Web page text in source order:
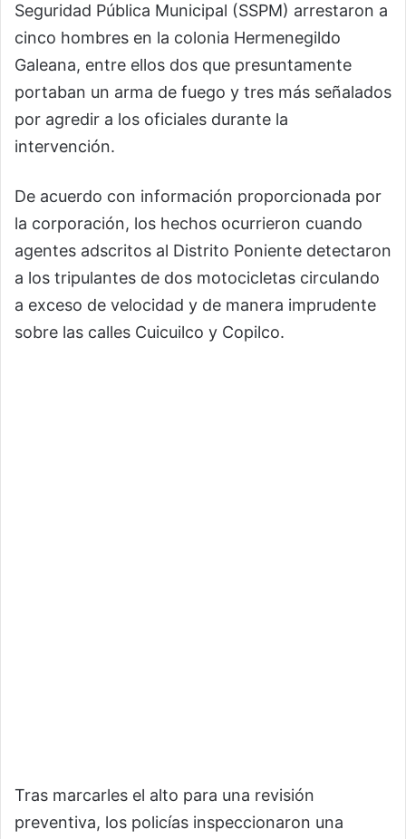
Seguridad Pública Municipal (SSPM) arrestaron a
cinco hombres en la colonia Hermenegildo
Galeana, entre ellos dos que presuntamente
portaban un arma de fuego y tres más señalados
por agredir a los oficiales durante la
intervención.
De acuerdo con información proporcionada por
la corporación, los hechos ocurrieron cuando
agentes adscritos al Distrito Poniente detectaron
a los tripulantes de dos motocicletas circulando
a exceso de velocidad y de manera imprudente
sobre las calles Cuicuilco y Copilco.
Tras marcarles el alto para una revisión
preventiva, los policías inspeccionaron una